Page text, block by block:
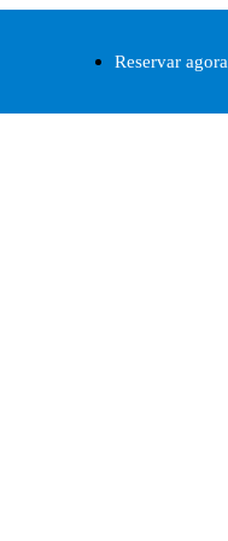
Reservar agora